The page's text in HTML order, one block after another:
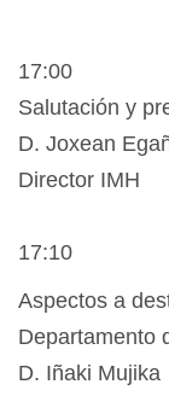
17:00
Salutación y
D. Joxean
Director IMH
17:10
Aspectos a
Departamento
D. Iñaki Mujika